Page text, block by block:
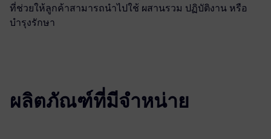
ที่ช่วยให้ลูกค้าสามารถนำไปใช้ ผสานรวม ปฏิบัติงาน หรือ
บำรุงรักษา
ผลิตภัณฑ์ที่มีจำหน่าย